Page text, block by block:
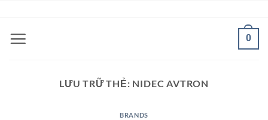
nội
0
LƯU TRỮ THẺ: NIDEC AVTRON
BRANDS